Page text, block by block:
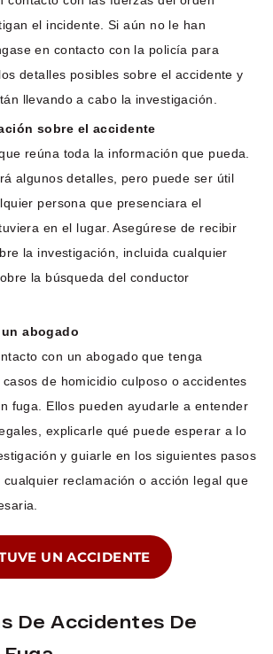
el incidente. Si aún no le han
en contacto con la policía para
detalles posibles sobre el accidente y
llevando a cabo la investigación.
sobre el accidente
reúna toda la información que pueda.
algunos detalles, pero puede ser útil
persona que presenciara el
en el lugar. Asegúrese de recibir
la investigación, incluida cualquier
la búsqueda del conductor
abogado
con un abogado que tenga
de homicidio culposo o accidentes
fuga. Ellos pueden ayudarle a entender
explicarle qué puede esperar a lo
y guiarle en los siguientes pasos
reclamación o acción legal que
UN ACCIDENTE
De Accidentes De